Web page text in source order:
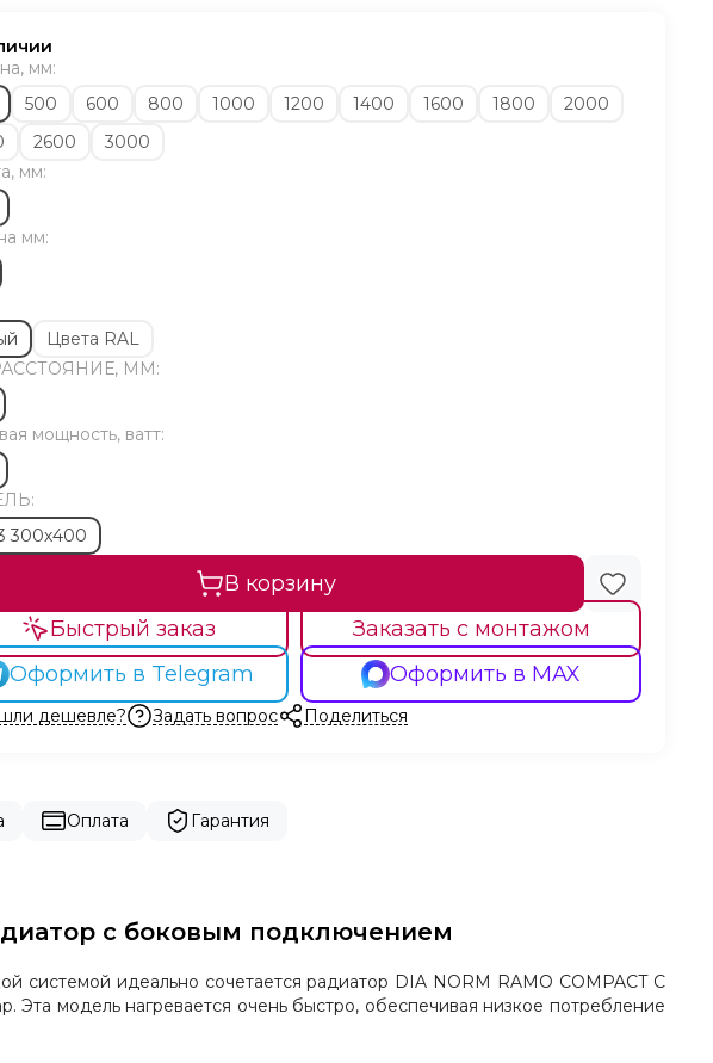
мм:
500 600 800 1000 1200 1400 1600 1800
2000
2600
3000
мм:
мм:
Цвета RAL
ММ:
мощность, ватт:
300х400
В корзину
Быстрый заказ
Заказать с монтажом
Оформить в Telegram
Оформить в MAX
дешевле? Задать вопрос Поделиться
Оплата Гарантия
с боковым подключением
системой идеально сочетается радиатор DIA NORM RAMO COMPACT C
модель нагревается очень быстро, обеспечивая низкое потребление